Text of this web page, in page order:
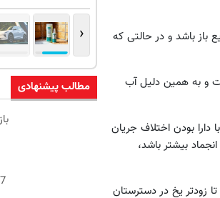
باشد و در حالتی که
و به همین دلیل آب
بودن اختلاف جریان
بیشتر باشد،
زودتر یخ در دسترستان
‹
مطالب پیشنهادی